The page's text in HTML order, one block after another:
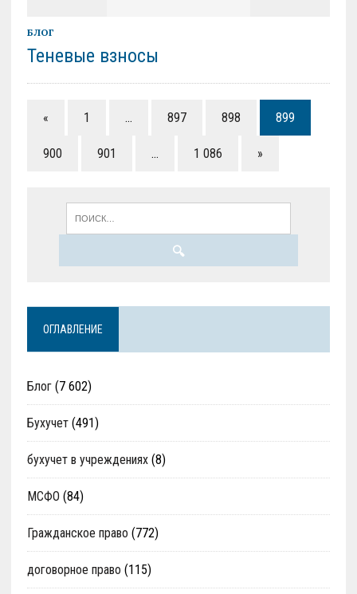
БЛОГ
Теневые взносы
« 1 … 897 898 899
900 901 … 1 086 »
ОГЛАВЛЕНИЕ
Блог(7 602)
Бухучет(491)
бухучет в учреждениях(8)
МСФО (84)
Гражданское право (772)
договорное право (115)